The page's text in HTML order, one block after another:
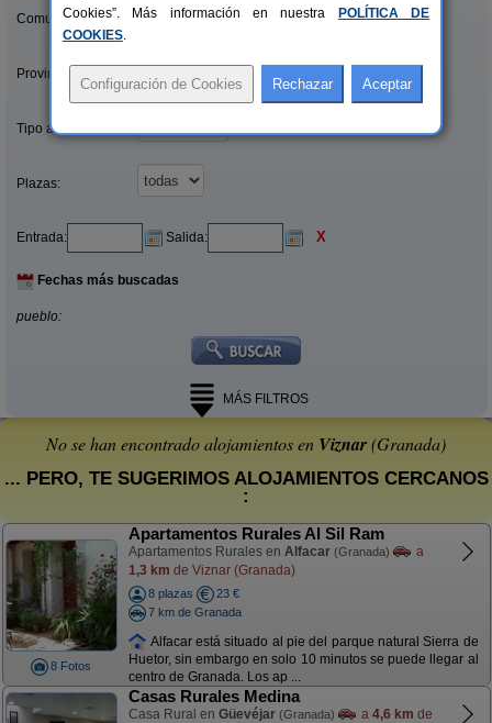
Comunidades:
Provincias/Islas:
Tipo alquiler:
Plazas:
Entrada: Salida: X
Fechas más buscadas
pueblo:
MÁS FILTROS
No se han encontrado alojamientos en Viznar(Granada)
... PERO, TE SUGERIMOS ALOJAMIENTOS CERCANOS
:
8 Fotos
Apartamentos Rurales Al Sil Ram
Apartamentos Rurales en Alfacar (Granada)
a
1,3 km de Viznar (Granada)
8 plazas
23 €
7 km de Granada
Alfacar está situado al pie del parque natural Sierra de
Huetor, sin embargo en solo 10 minutos se puede llegar al
centro de Granada. Los ap ...
Casas Rurales Medina
Casa Rural en Güevéjar (Granada) a 4,6 km de
Cookies”. Más información en nuestra
POLÍTICA DE
COOKIES.